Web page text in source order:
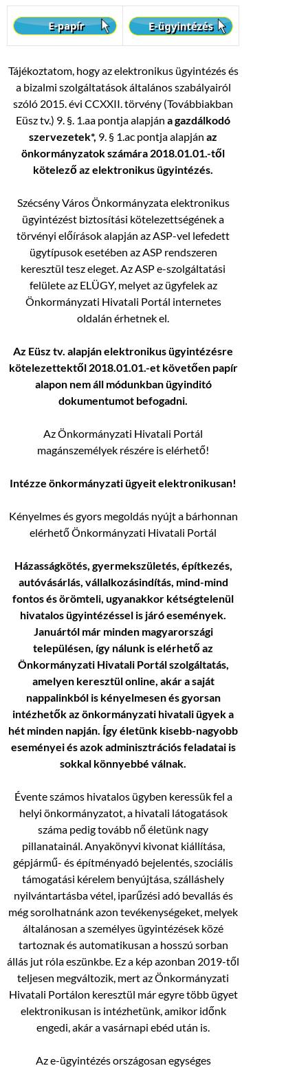
Tájékoztatom, hogy az elektronikus ügyintézés és
a bizalmi szolgáltatások általános szabályairól
szóló 2015. évi CCXXII. törvény (Továbbiakban
Eüsz tv.) 9. §. 1.aa pontja alapjána gazdálkodó
szervezetek*, 9. § 1.ac pontja alapján az
önkormányzatok számára 2018.01.01.-től
kötelező az elektronikus ügyintézés.
Szécsény Város Önkormányzata elektronikus
ügyintézést biztosítási kötelezettségének a
törvényi előírások alapján az ASP-vel lefedett
ügytípusok esetében az ASP rendszeren
keresztül tesz eleget. Az ASP e-szolgáltatási
felülete az ELÜGY, melyet az ügyfelek az
Önkormányzati Hivatali Portál internetes
oldalán érhetnek el.
Az Eüsz tv. alapján elektronikus ügyintézésre
kötelezettektől 2018.01.01.-et követően papír
alapon nem áll módunkban ügyinditó
dokumentumot befogadni.
Az Önkormányzati Hivatali Portál
magánszemélyek részére is elérhető!
Intézze önkormányzati ügyeit elektronikusan!
Kényelmes és gyors megoldás nyújt a bárhonnan
elérhető Önkormányzati Hivatali Portál
Házasságkötés, gyermekszületés, építkezés,
autóvásárlás, vállalkozásindítás, mind-mind
fontos és örömteli, ugyanakkor kétségtelenül
hivatalos ügyintézéssel is járó események.
Januártól már minden magyarországi
településen, így nálunk is elérhető az
Önkormányzati Hivatali Portál szolgáltatás,
amelyen keresztül online, akár a saját
nappalinkból is kényelmesen és gyorsan
intézhetők az önkormányzati hivatali ügyek a
hét minden napján. Így életünk kisebb-nagyobb
eseményei és azok adminisztrációs feladatai is
sokkal könnyebbé válnak.
Évente számos hivatalos ügyben keressük fel a
helyi önkormányzatot, a hivatali látogatások
száma pedig tovább nő életünk nagy
pillanatainál. Anyakönyvi kivonat kiállítása,
gépjármű- és építményadó bejelentés, szociális
támogatási kérelem benyújtása, szálláshely
nyilvántartásba vétel, iparűzési adó bevallás és
még sorolhatnánk azon tevékenységeket, melyek
általánosan a személyes ügyintézések közé
tartoznak és automatikusan a hosszú sorban
állás jut róla eszünkbe. Ez a kép azonban 2019-től
teljesen megváltozik, mert az Önkormányzati
Hivatali Portálon keresztül már egyre több ügyet
elektronikusan is intézhetünk, amikor időnk
engedi, akár a vasárnapi ebéd után is.
Az e-ügyintézés országosan egységes